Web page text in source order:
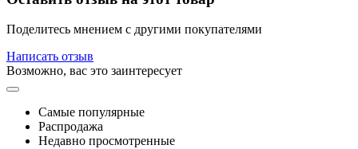
Поделитесь мнением с другими покупателями
Написать отзыв
Возможно, вас это заинтересует
Самые популярные
Распродажа
Недавно просмотренные